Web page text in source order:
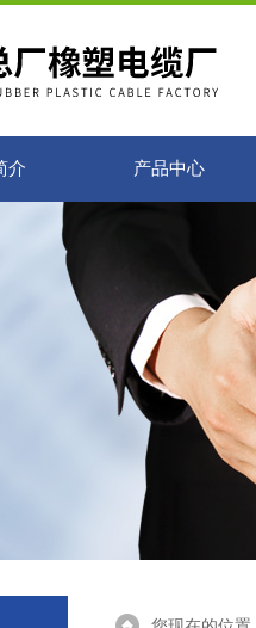
介 产品中心